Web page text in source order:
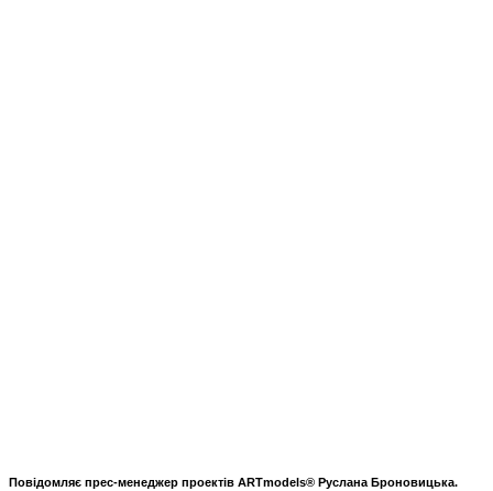
Повідомляє прес-менеджер проектів ARTmodels® Руслана Броновицька.